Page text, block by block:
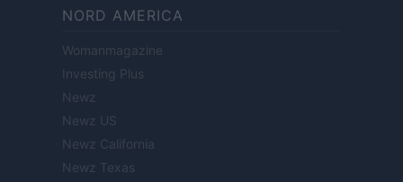
NORD AMERICA
Womanmagazine
Investing Plus
Newz
Newz US
Newz California
Newz Texas